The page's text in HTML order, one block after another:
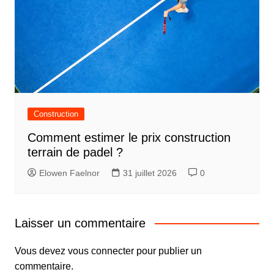
Construction
Comment estimer le prix construction
terrain de padel ?
Elowen Faelnor 31 juillet 2026 0
Laisser un commentaire
Vous devez vous connecterpour publier un
commentaire.